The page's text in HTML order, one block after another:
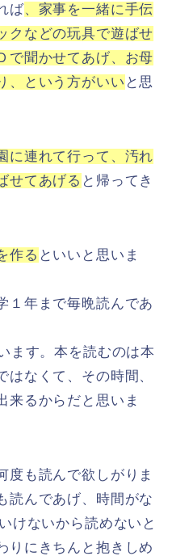
ば、家事を一緒に手伝
クなどの玩具で遊ばせ
で聞かせてあげ、お母
、という方がいい と思
に連れて行って、汚れ
せてあげる と帰ってき
作る といいと思いま
１年まで毎晩読んであ
ます。本を読むのは本
はなくて、その時間、
来るからだと思いま
度も読んで欲しがりま
読んであげ、時間がな
けないから読めないと
りにきちんと抱きしめ